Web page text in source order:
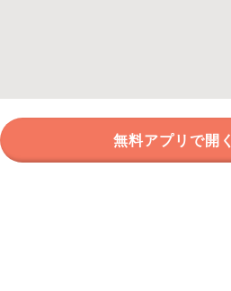
無料アプリで開く